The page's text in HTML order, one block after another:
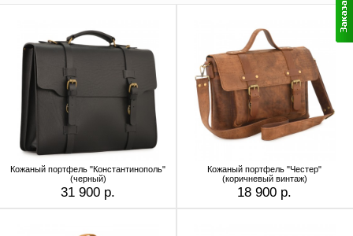
Кожаный портфель "Константинополь"
(черный)
31 900 р.
Кожаный портфель "Честер"
(коричневый винтаж)
18 900 р.